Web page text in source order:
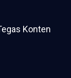
Konten